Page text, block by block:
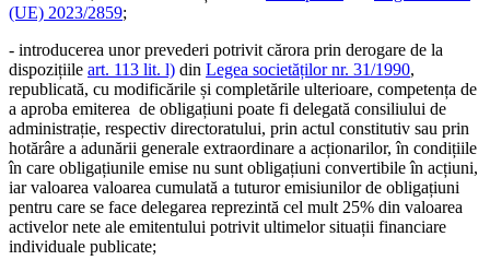
(UE) 2023/2859;
- introducerea unor prevederi potrivit cărora prin derogare de la
dispozițiile art. 113 lit. l) din Legea societăților nr. 31/1990,
republicată, cu modificările și completările ulterioare, competența de
a aproba emiterea de obligațiuni poate fi delegată consiliului de
administrație, respectiv directoratului, prin actul constitutiv sau prin
hotărâre a adunării generale extraordinare a acționarilor, în condițiile
în care obligațiunile emise nu sunt obligațiuni convertibile în acțiuni,
iar valoarea valoarea cumulată a tuturor emisiunilor de obligațiuni
pentru care se face delegarea reprezintă cel mult 25% din valoarea
activelor nete ale emitentului potrivit ultimelor situații financiare
individuale publicate;